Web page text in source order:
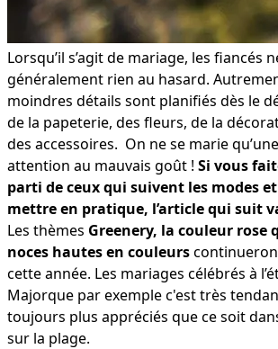
Lorsqu’il s’agit de mariage, les fiancés
généralement rien au hasard.
moindres détails sont planifiés dès le
de la papeterie, des fleurs, de la
des accessoires. On ne se marie
attention au mauvais goût ! Si vous
parti de ceux qui suivent les modes
mettre en pratique, l’article qui suit
Les thèmes Greenery, la couleur rose
noces hautes en couleurs
cette année. Les mariages célébrés à
Majorque par exemple c'est très
toujours plus appréciés que ce soit
sur la plage.